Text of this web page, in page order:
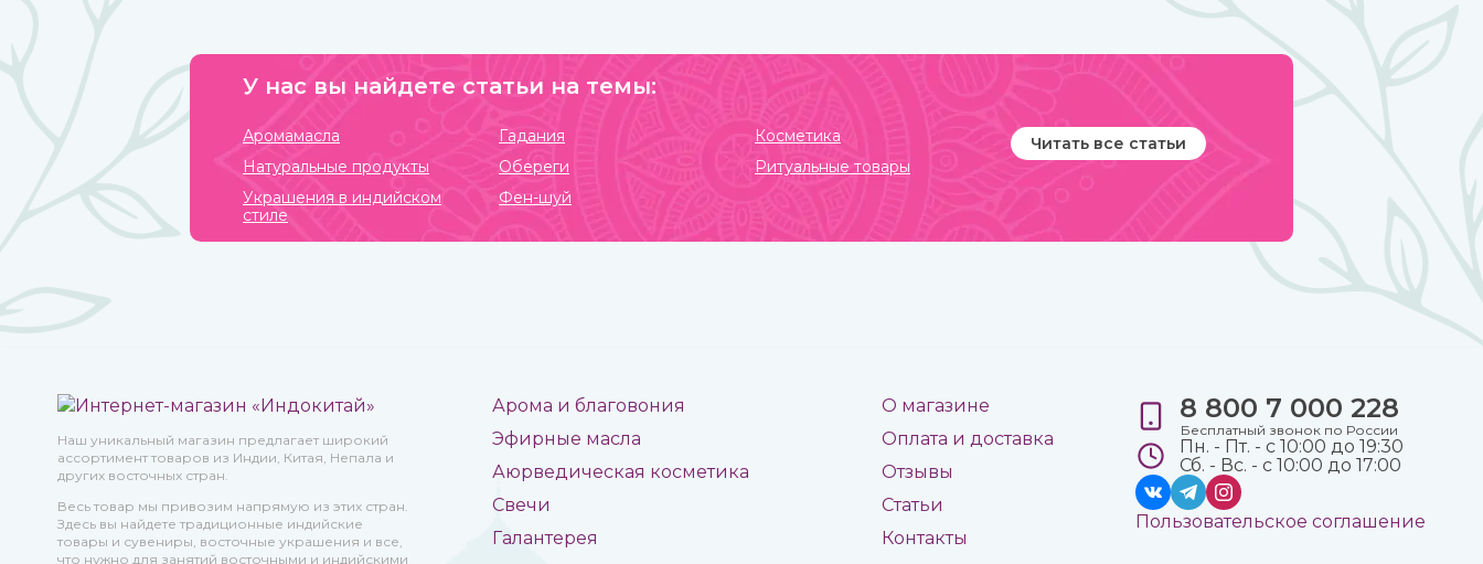
У нас вы найдете статьи на темы:
Аромамасла Гадания
Косметика
Натуральные продукты
Обереги
Ритуальные товары
Украшения в индийском
стиле
Фен-шуй
Читать все статьи
Наш уникальный магазин предлагает широкий
ассортимент товаров из Индии, Китая, Непала и
других восточных стран.
Весь товар мы привозим напрямую из этих стран.
Здесь вы найдете традиционные индийские
товары и сувениры, восточные украшения и все,
что нужно для занятий восточными и индийскими
Арома и благовония
Эфирные масла
Аюрведическая косметика
Свечи
Галантерея
О магазине
Оплата и доставка
Отзывы
Статьи
Контакты
8 800 7 000 228
Бесплатный звонок по России
Пн. - Пт. - с 10:00 до 19:30
Сб. - Вс. - с 10:00 до 17:00
Пользовательское соглашение